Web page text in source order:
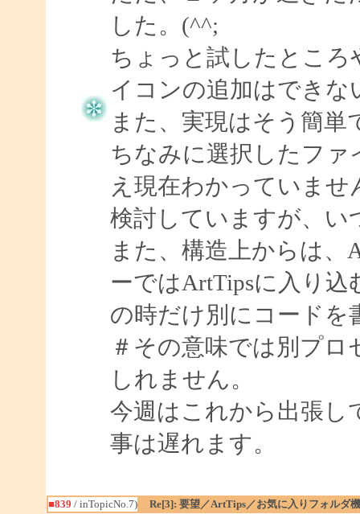
した。(^^;
ちょっと試したとこ
イコンの追加はできな
また、実現はそう簡単
ちなみに選択したフ
え現在わかっていませ
検討していますが、い
また、構造上からは、
ーではArtTipsに入り
の時だけ別にコードを
＃その意味では別プ
しれません。
今週はこれから出張し
事は遅れます。
■839 / inTopicNo.7) Re[3]: 要望／ArtTips／お気に入りフォルダ